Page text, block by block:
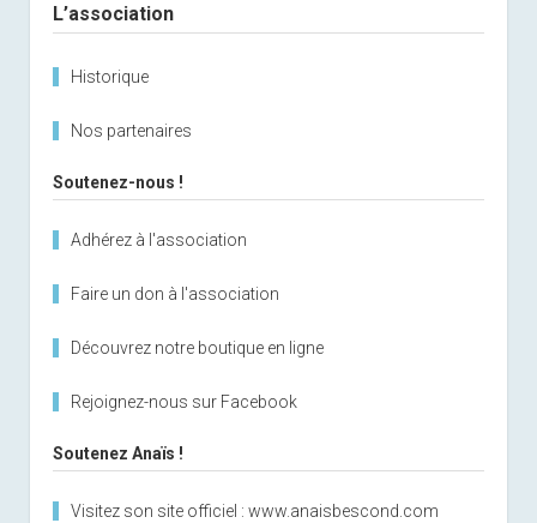
L’association
Historique
Nos partenaires
Soutenez-nous !
Adhérez à l'association
Faire un don à l'association
Découvrez notre boutique en ligne
Rejoignez-nous sur Facebook
Soutenez Anaïs !
Visitez son site officiel : www.anaisbescond.com